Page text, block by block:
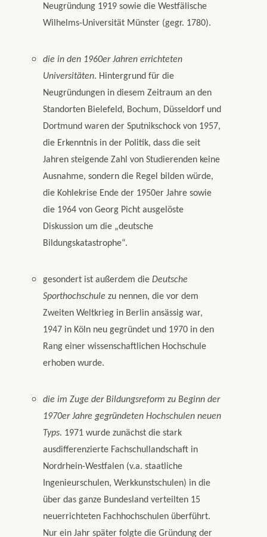
Neugründung 1919 sowie die Westfälische
Wilhelms-Universität Münster (gegr. 1780).
die in den 1960er Jahren errichteten
Universitäten. Hintergrund für die
Neugründungen in diesem Zeitraum an den
Standorten Bielefeld, Bochum, Düsseldorf und
Dortmund waren der Sputnikschock von 1957,
die Erkenntnis in der Politik, dass die seit
Jahren steigende Zahl von Studierenden keine
Ausnahme, sondern die Regel bilden würde,
die Kohlekrise Ende der 1950er Jahre sowie
die 1964 von Georg Picht ausgelöste
Diskussion um die „deutsche
Bildungskatastrophe“.
gesondert ist außerdem dieDeutsche
Sporthochschule zu nennen, die vor dem
Zweiten Weltkrieg in Berlin ansässig war,
1947 in Köln neu gegründet und 1970 in den
Rang einer wissenschaftlichen Hochschule
erhoben wurde.
die im Zuge der Bildungsreform zu Beginn der
1970er Jahre gegründeten Hochschulen neuen
Typs. 1971 wurde zunächst die stark
ausdifferenzierte Fachschullandschaft in
Nordrhein-Westfalen (v.a. staatliche
Ingenieurschulen, Werkkunstschulen) in die
über das ganze Bundesland verteilten 15
neuerrichteten Fachhochschulen überführt.
Nur ein Jahr später folgte die Gründung der